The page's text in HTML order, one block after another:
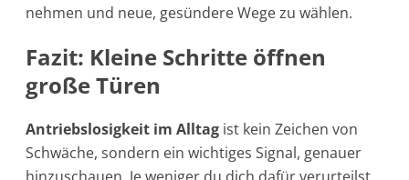
nehmen und neue, gesündere Wege zu wählen.
Fazit: Kleine Schritte öffnen
große Türen
Antriebslosigkeit im Alltag ist kein Zeichen von
Schwäche, sondern ein wichtiges Signal, genauer